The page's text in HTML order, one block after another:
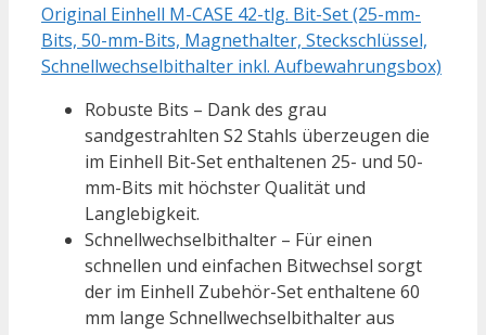
Original Einhell M-CASE 42-tlg. Bit-Set (25-mm-
Bits, 50-mm-Bits, Magnethalter, Steckschlüssel,
Schnellwechselbithalter inkl. Aufbewahrungsbox)
Robuste Bits – Dank des grau
sandgestrahlten S2 Stahls überzeugen die
im Einhell Bit-Set enthaltenen 25- und 50-
mm-Bits mit höchster Qualität und
Langlebigkeit.
Schnellwechselbithalter – Für einen
schnellen und einfachen Bitwechsel sorgt
der im Einhell Zubehör-Set enthaltene 60
mm lange Schnellwechselbithalter aus